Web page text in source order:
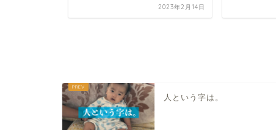
2023年2月14日
人という字は。